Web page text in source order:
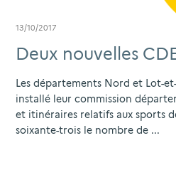
13/10/2017
Deux nouvelles
Les départements Nord et Lot-
installé leur commission
et itinéraires relatifs aux sports
soixante-trois le nombre de ...